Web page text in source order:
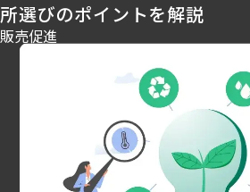
所選びのポイントを解説
販売促進